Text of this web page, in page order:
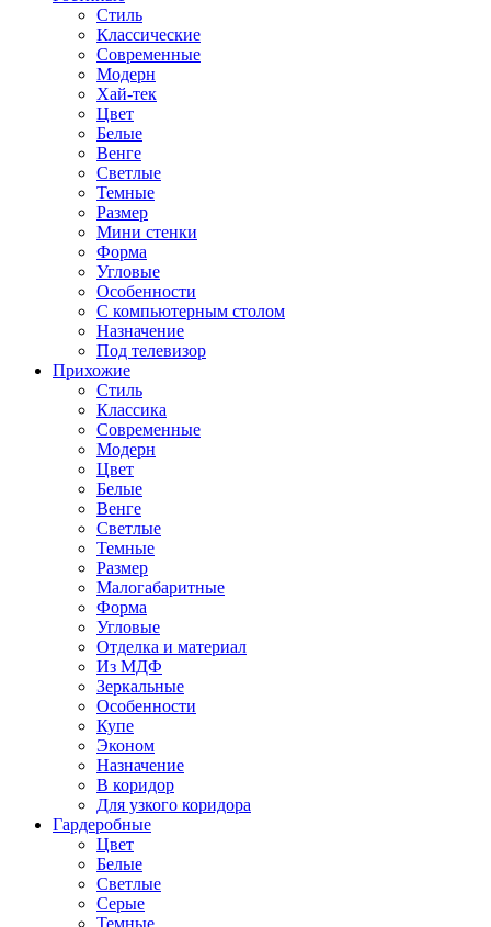
Стиль
Классические
Современные
Модерн
Хай-тек
Цвет
Белые
Венге
Светлые
Темные
Размер
Мини стенки
Форма
Угловые
Особенности
С компьютерным столом
Назначение
Под телевизор
Прихожие
Стиль
Классика
Современные
Модерн
Цвет
Белые
Венге
Светлые
Темные
Размер
Малогабаритные
Форма
Угловые
Отделка и материал
Из МДФ
Зеркальные
Особенности
Купе
Эконом
Назначение
В коридор
Для узкого коридора
Гардеробные
Цвет
Белые
Светлые
Серые
Темные